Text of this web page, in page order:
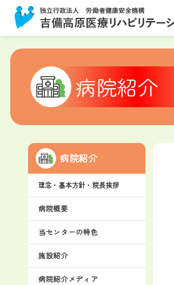
病院紹介
病院紹介
理念・基本方針・院長挨拶
病院概要
当センターの特色
施設紹介
病院紹介メディア